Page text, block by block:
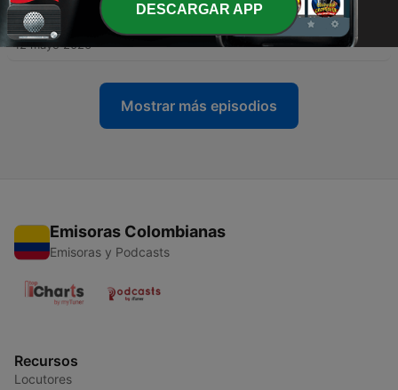
18 - Eine Frau, das Netz und der Terror (Teil 2)
12 mayo 2026
Mostrar más episodios
Emisoras Colombianas
Emisoras y Podcasts
Recursos
Locutores
DESCARGAR APP